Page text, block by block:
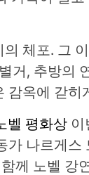
의 체포. 그
거, 추방의
감옥에 갇히
벨 평화상 이
가 나르게스
께 노벨 강